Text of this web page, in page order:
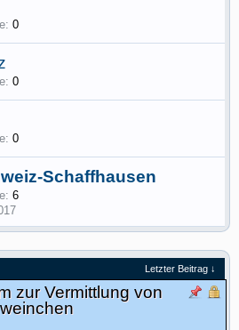
0
0
0
Schaffhausen
6
Letzter Beitrag ↓
zur Vermittlung von